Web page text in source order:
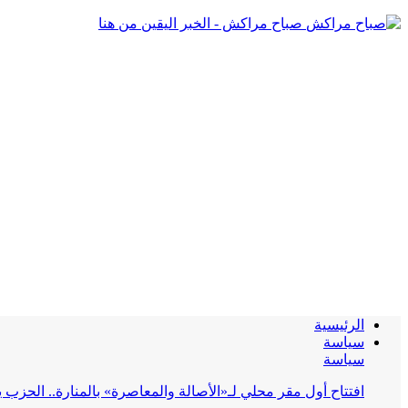
صباح مراكش - الخبر اليقين من هنا
الرئيسية
سياسة
سياسة
افتتاح أول مقر محلي لـ«الأصالة والمعاصرة» بالمنارة..